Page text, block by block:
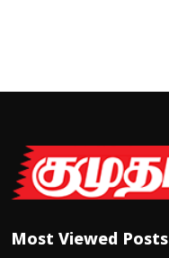
Most Viewed Posts